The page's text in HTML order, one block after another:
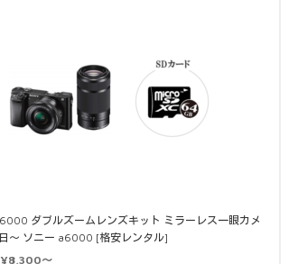
ダブルズームレンズキット ミラーレス一眼カメ
～ ソニー a6000 [格安レンタル]
¥8,300～